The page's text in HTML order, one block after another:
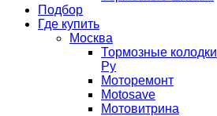
Подбор
Где купить
Москва
Тормозные колодки
Ру
Моторемонт
Motosave
Мотовитрина